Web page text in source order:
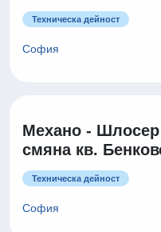
Техническа дейност
София
Механо -
смяна кв.
Техническа дейност
София